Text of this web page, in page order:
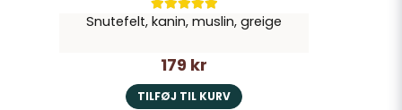
Snutefelt, kanin, muslin, greige
179 kr
TILFØJ TIL KURV